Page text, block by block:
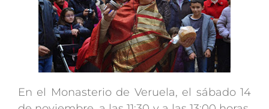
En el Monasterio de Veruela, el sábado 14